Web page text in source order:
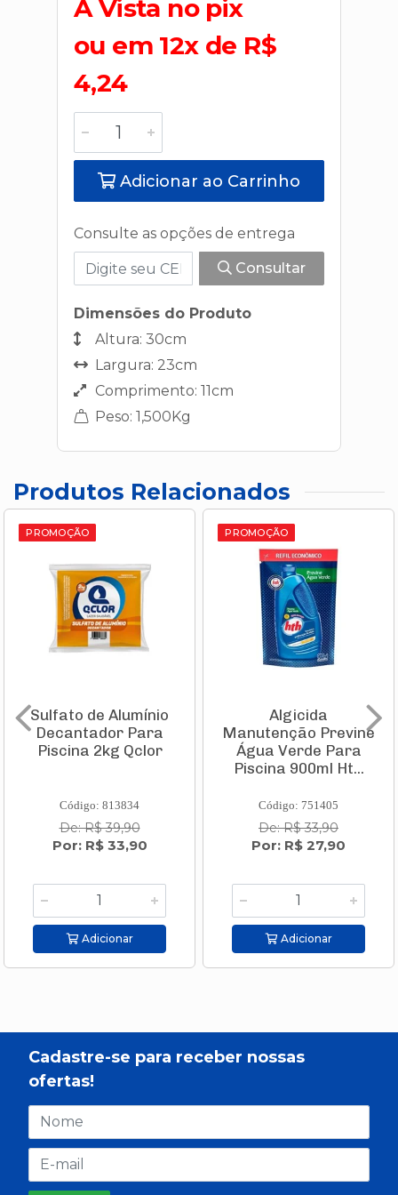
A Vista no pix
ou em 12x de R$
4,24
Adicionar ao Carrinho
Consulte as opções de entrega
Consultar
Dimensões do Produto
Altura: 30cm
Largura: 23cm
Comprimento: 11cm
Peso: 1,500Kg
Produtos Relacionados
PROMOÇÃO
Sulfato de Alumínio
Decantador Para
Piscina 2kg Qclor
Código: 813834
De: R$ 39,90
Por: R$ 33,90
Adicionar
PROMOÇÃO
Algicida
Manutenção Previne
Água Verde Para
Piscina 900ml Ht...
Código: 751405
De: R$ 33,90
Por: R$ 27,90
Adicionar
Cadastre-se para receber nossas
ofertas!